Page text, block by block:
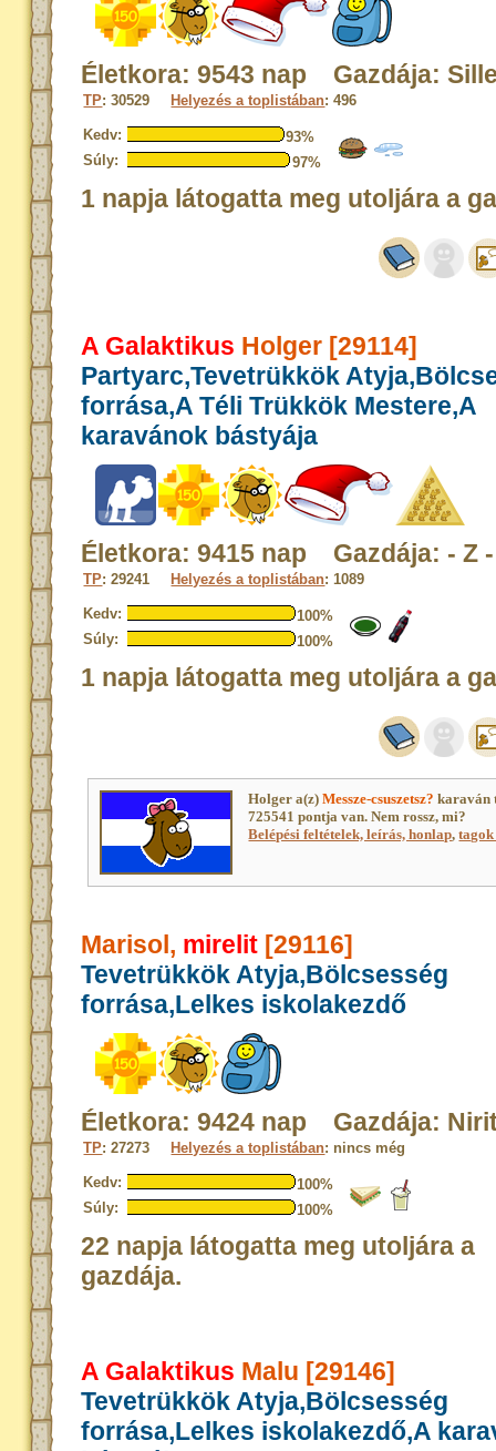
Életkora: 9543 nap Gazdája:
TP: 30529 Helyezés a toplistában: 496
Kedv:
93%
Súly:
97%
1 napja látogatta meg utoljára a
A Galaktikus Holger [29114]
Partyarc,Tevetrükkök
forrása,A Téli Trükkök Mestere,A
karavánok bástyája
Életkora: 9415 nap Gazdája: - Z -
TP: 29241 Helyezés a toplistában: 1089
Kedv:
100%
Súly:
100%
1 napja látogatta meg utoljára a
Holger a(z)Messze-csuszetsz? karaván
725541 pontja van. Nem rossz, mi?
Belépési feltételek, leírás, honlap,
Marisol, mirelit [29116]
Tevetrükkök Atyja,Bölcsesség
forrása,Lelkes iskolakezdő
Életkora: 9424 nap Gazdája:
TP: 27273 Helyezés a toplistában: nincs még
Kedv:
100%
Súly:
100%
22 napja látogatta meg utoljára a
gazdája.
A Galaktikus Malu [29146]
Tevetrükkök Atyja,Bölcsesség
forrása,Lelkes iskolakezdő,A